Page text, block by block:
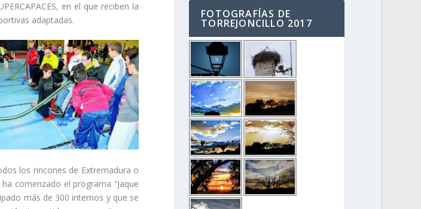
en el que reciben la
adaptadas.
los rincones de Extremadura o
comenzado el programa “Jaque
más de 300 internos y que se
FOTOGRAFÍAS DE
TORREJONCILLO 2017